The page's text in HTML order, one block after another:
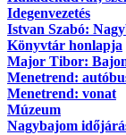
Idegenvezetés
Istvan Szabó:
Könyvtár honlapja
Major Tibor:
Menetrend:
Menetrend: vonat
Múzeum
Nagybajom